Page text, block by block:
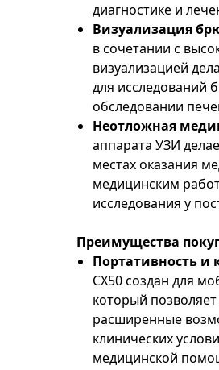
диагностике и
Визуализация
в сочетании с
визуализацией
для исследований
обследовании
Неотложная
аппарата УЗИ
местах оказания
медицинским
исследования у
Преимущества
Портативность
CX50 создан для
который
расширенные
клинических
медицинской